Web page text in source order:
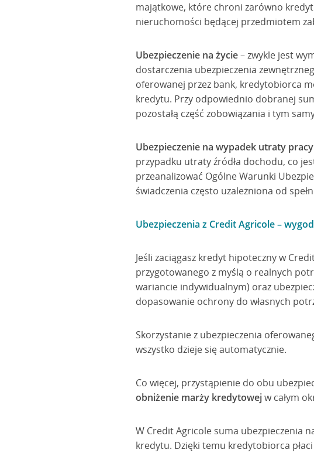
majątkowe, które chroni zarówno
nieruchomości będącej przedmiotem
Ubezpieczenie na życie– zwykle jest
dostarczenia ubezpieczenia
oferowanej przez bank, kredytobiorca
kredytu. Przy odpowiednio dobranej
pozostałą część zobowiązania i tym
Ubezpieczenie na wypadek utraty pracy
przypadku utraty źródła dochodu, co
przeanalizować Ogólne Warunki
świadczenia często uzależniona od
Ubezpieczenia z Credit Agricole –
Jeśli zaciągasz kredyt hipoteczny w
przygotowanego z myślą o realnych
wariancie indywidualnym) oraz
dopasowanie ochrony do własnych
Skorzystanie z ubezpieczenia
wszystko dzieje się automatycznie.
Co więcej, przystąpienie do obu
obniżenie marży kredytowejw całym
W Credit Agricole suma ubezpieczenia
kredytu. Dzięki temu kredytobiorca